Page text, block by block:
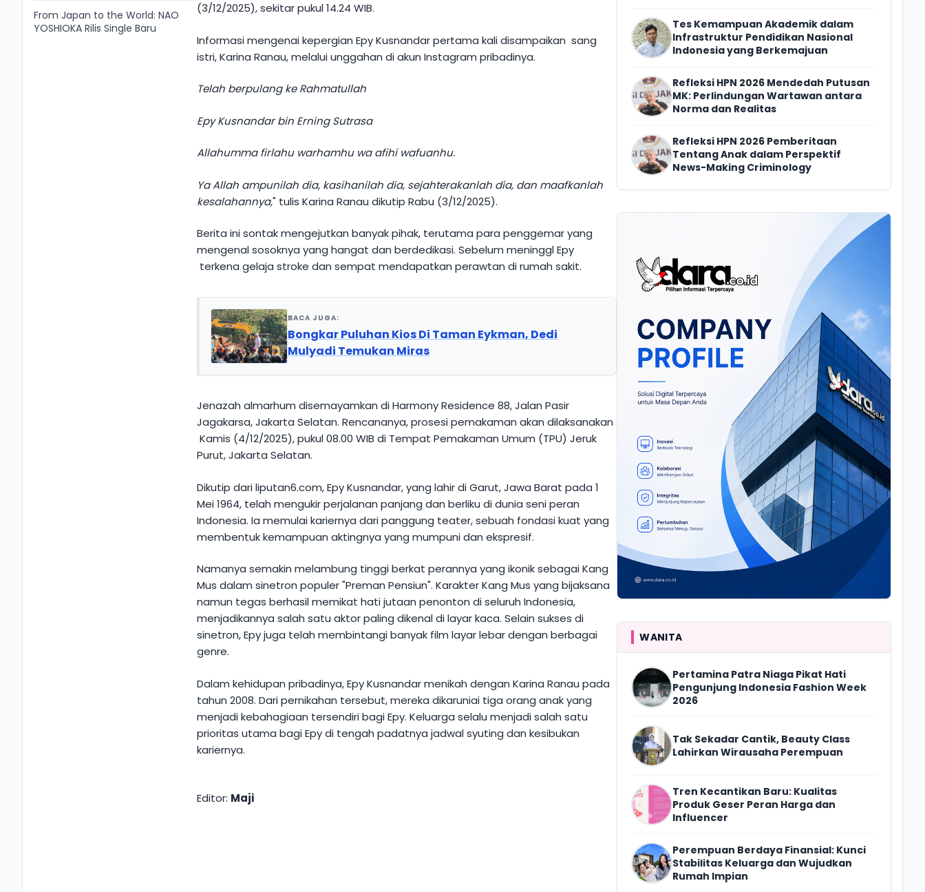
From Japan to the World: NAO
YOSHIOKA Rilis Single Baru
(3/12/2025), sekitar pukul 14.24 WIB.
Informasi mengenai kepergian Epy Kusnandar pertama kali disampaikan sang
istri, Karina Ranau, melalui unggahan di akun Instagram pribadinya.
Telah berpulang ke Rahmatullah
Epy Kusnandar bin Erning Sutrasa
Allahumma firlahu warhamhu wa afihi wafuanhu.
Ya Allah ampunilah dia, kasihanilah dia, sejahterakanlah dia, dan maafkanlah
kesalahannya," tulis Karina Ranau dikutip Rabu (3/12/2025).
Berita ini sontak mengejutkan banyak pihak, terutama para penggemar yang
mengenal sosoknya yang hangat dan berdedikasi. Sebelum meninggl Epy
terkena gelaja stroke dan sempat mendapatkan perawtan di rumah sakit.
BACA JUGA:
Bongkar Puluhan Kios Di Taman Eykman, Dedi
Mulyadi Temukan Miras
Jenazah almarhum disemayamkan di Harmony Residence 88, Jalan Pasir
Jagakarsa, Jakarta Selatan. Rencananya, prosesi pemakaman akan dilaksanakan
Kamis (4/12/2025), pukul 08.00 WIB di Tempat Pemakaman Umum (TPU) Jeruk
Purut, Jakarta Selatan.
Dikutip dari liputan6.com, Epy Kusnandar, yang lahir di Garut, Jawa Barat pada 1
Mei 1964, telah mengukir perjalanan panjang dan berliku di dunia seni peran
Indonesia. Ia memulai kariernya dari panggung teater, sebuah fondasi kuat yang
membentuk kemampuan aktingnya yang mumpuni dan ekspresif.
Namanya semakin melambung tinggi berkat perannya yang ikonik sebagai Kang
Mus dalam sinetron populer "Preman Pensiun". Karakter Kang Mus yang bijaksana
namun tegas berhasil memikat hati jutaan penonton di seluruh Indonesia,
menjadikannya salah satu aktor paling dikenal di layar kaca. Selain sukses di
sinetron, Epy juga telah membintangi banyak film layar lebar dengan berbagai
genre.
Dalam kehidupan pribadinya, Epy Kusnandar menikah dengan Karina Ranau pada
tahun 2008. Dari pernikahan tersebut, mereka dikaruniai tiga orang anak yang
menjadi kebahagiaan tersendiri bagi Epy. Keluarga selalu menjadi salah satu
prioritas utama bagi Epy di tengah padatnya jadwal syuting dan kesibukan
kariernya.
Editor: Maji
Tes Kemampuan Akademik dalam
Infrastruktur Pendidikan Nasional
Indonesia yang Berkemajuan
Refleksi HPN 2026 Mendedah Putusan
MK: Perlindungan Wartawan antara
Norma dan Realitas
Refleksi HPN 2026 Pemberitaan
Tentang Anak dalam Perspektif
News-Making Criminology
WANITA
Pertamina Patra Niaga Pikat Hati
Pengunjung Indonesia Fashion Week
2026
Tak Sekadar Cantik, Beauty Class
Lahirkan Wirausaha Perempuan
Tren Kecantikan Baru: Kualitas
Produk Geser Peran Harga dan
Influencer
Perempuan Berdaya Finansial: Kunci
Stabilitas Keluarga dan Wujudkan
Rumah Impian